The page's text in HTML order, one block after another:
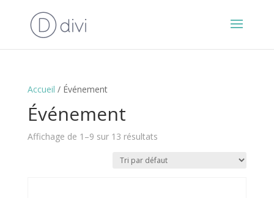
Accueil / Événement
Événement
Affichage de 1–9 sur 13 résultats